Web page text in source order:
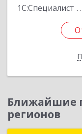
1С:Специалист
Ближайшие
регионов